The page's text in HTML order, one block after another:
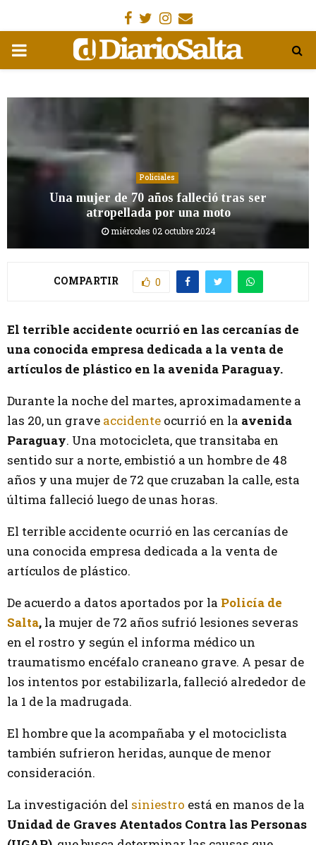
Facebook
Gorjeo
Instagram
Email
MENÚ
Policiales
Una mujer de 70 años falleció tras ser
atropellada por una moto
miércoles 02 octubre 2024
COMPARTIR 0
El terrible accidente ocurrió en las cercanías de
una conocida empresa dedicada a la venta de
artículos de plástico en la avenida Paraguay.
Durante la noche del martes, aproximadamente a
las 20, un grave accidente ocurrió en la avenida
Paraguay. Una motocicleta, que transitaba en
sentido sur a norte, embistió a un hombre de 48
años y una mujer de 72 que cruzaban la calle, esta
última falleció luego de unas horas.
El terrible accidente ocurrió en las cercanías de
una conocida empresa dedicada a la venta de
artículos de plástico.
De acuerdo a datos aportados por la Policía de
Salta, la mujer de 72 años sufrió lesiones severas
en el rostro y según el informa médico un
traumatismo encéfalo craneano grave. A pesar de
los intentos por estabilizarla, falleció alrededor de
la 1 de la madrugada.
El hombre que la acompañaba y el motociclista
también sufrieron heridas, aunque de menor
consideración.
La investigación del siniestro está en manos de la
Unidad de Graves Atentados Contra las Personas